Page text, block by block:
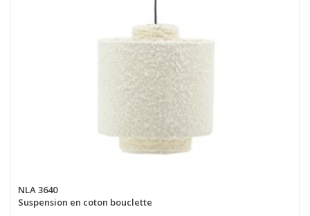
NLA 3640
Suspension en coton bouclette